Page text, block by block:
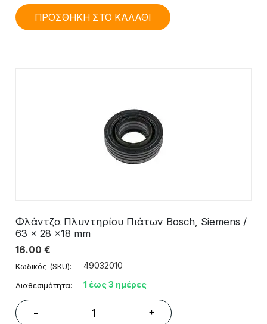
ΠΡΟΣΘΗΚΗ ΣΤΟ ΚΑΛΑΘΙ
Φλάντζα Πλυντηρίου Πιάτων Bosch, Siemens /
63 x 28 x18 mm
16.00 €
Κωδικός (SKU): 49032010
Διαθεσιμότητα: 1 έως 3 ημέρες
− +